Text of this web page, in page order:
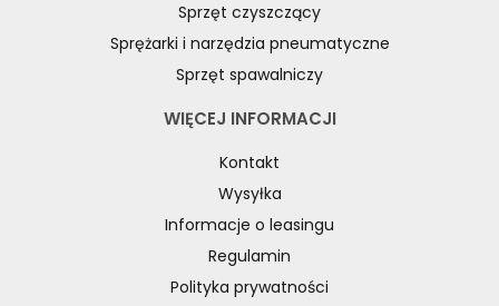
Sprzęt czyszczący
Sprężarki i narzędzia pneumatyczne
Sprzęt spawalniczy
WIĘCEJ INFORMACJI
Kontakt
Wysyłka
Informacje o leasingu
Regulamin
Polityka prywatności